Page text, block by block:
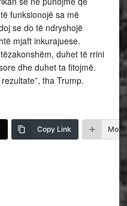
funksionojë sa më
se do të ndryshojë
mjaft inkurajuese.
duhet të rrini
dhe duhet ta fitojmë.
tha Trump.
Copy Link More